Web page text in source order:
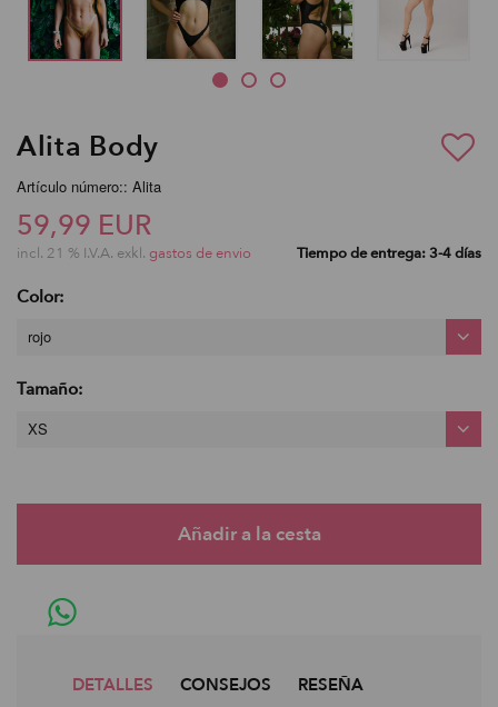
Alita Body
Artículo número:: Alita
59,99 EUR
incl. 21 % I.V.A. exkl. gastos de envio Tiempo de entrega: 3-4 días
Color:
rojo
Tamaño:
XS
DETALLES CONSEJOS RESEÑA